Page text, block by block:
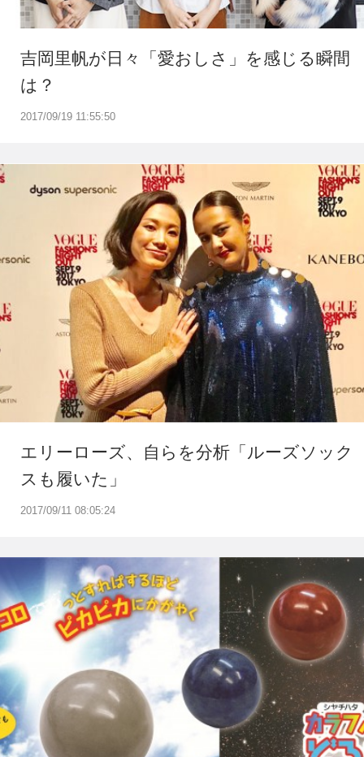
2017/09/19 11:55:50
吉岡里帆が日々「愛おしさ」を感じる瞬間
は？
2017/09/11 08:05:24
エリーローズ、自らを分析「ルーズソック
スも履いた」